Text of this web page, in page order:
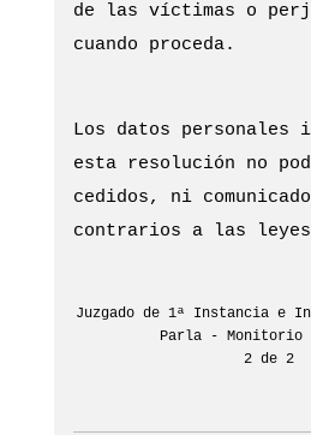
de las víctimas o
cuando proceda.
Los datos personales
esta resolución no
cedidos, ni
contrarios a las
Juzgado de 1ª Instancia e
Parla - Monitorio
2 de 2